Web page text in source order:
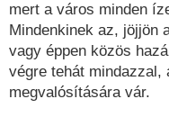
mert a város minden
Mindenkinek az, jöjjön
vagy éppen közös
végre tehát mindazzal,
megvalósítására vár.